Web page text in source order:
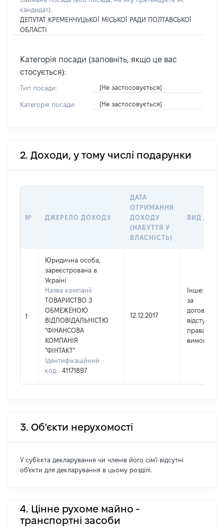
кандидат):
ДЕПУТАТ КРЕМЕНЧУЦЬКОЇ МІСЬКОЇ РАДИ ПОЛТАВСЬКОЇ
ОБЛАСТІ
Категорія посади (заповніть, якщо це вас
стосується):
Тип посади: [Не застосовується]
Категорія посади: [Не застосовується]
2. Доходи, у тому числі подарунки
№ ДЖЕРЕЛО ДОХОДУ
ДАТА
ОТРИМАННЯ
ДОХОДУ
(НАБУТТЯ У
ВЛАСНІСТЬ)
ВИД
1
Юридична особа,
зареєстрована в
Україні
Назва компанії:
ТОВАРИСТВО З
ОБМЕЖЕНОЮ
ВІДПОВІДАЛЬНІСТЮ
"ФІНАНСОВА
КОМПАНІЯ
"ФІНТАКТ"
Ідентифікаційний
код:
41171897
12.12.2017
Інше: дохід
за
договором
права
вимоги
3. Об'єкти нерухомості
У суб'єкта декларування чи членів його сім'ї відсутні
об'єкти для декларування в цьому розділі.
4. Цінне рухоме майно -
транспортні засоби